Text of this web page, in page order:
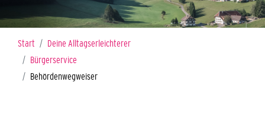
Start
Deine Alltagserleichterer
Bürgerservice
Behördenwegweiser